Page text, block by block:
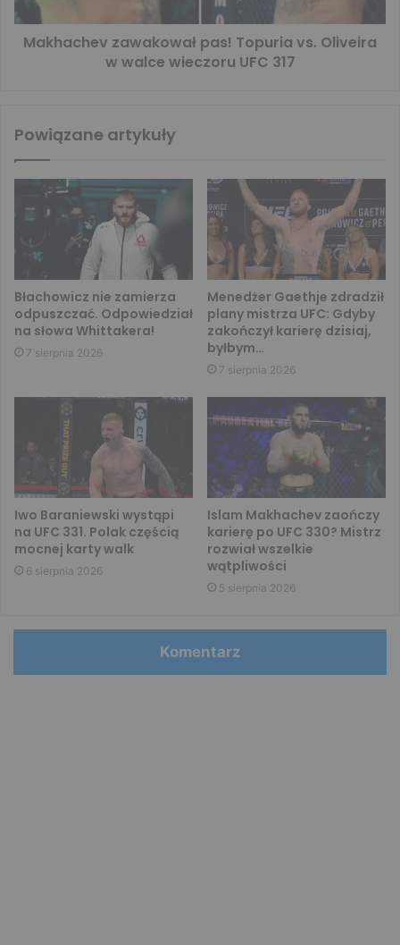
Makhachev zawakował pas! Topuria vs. Oliveira
w walce wieczoru UFC 317
Powiązane artykuły
Błachowicz nie zamierza
odpuszczać. Odpowiedział
na słowa Whittakera!
7 sierpnia 2026
Menedżer Gaethje zdradził
plany mistrza UFC: Gdyby
zakończył karierę dzisiaj,
byłbym…
7 sierpnia 2026
Iwo Baraniewski wystąpi
na UFC 331. Polak częścią
mocnej karty walk
6 sierpnia 2026
Islam Makhachev zaończy
karierę po UFC 330? Mistrz
rozwiał wszelkie
wątpliwości
5 sierpnia 2026
Komentarz